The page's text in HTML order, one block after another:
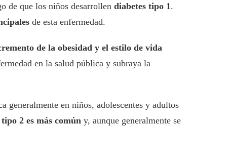
de que los niños desarrollen diabetes tipo 1 .
de esta enfermedad.
de la obesidad y el estilo de vida
en la salud pública y subraya la
generalmente en niños, adolescentes y adultos
2 es más común y, aunque generalmente se